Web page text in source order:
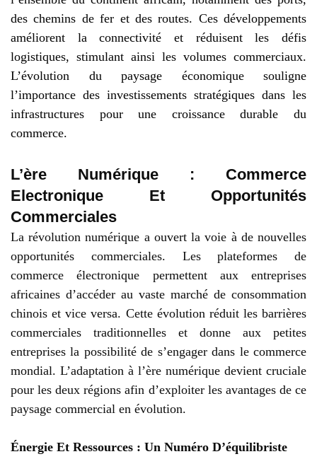
des chemins de fer et des routes. Ces développements
améliorent la connectivité et réduisent les défis
logistiques, stimulant ainsi les volumes commerciaux.
L’évolution du paysage économique souligne
l’importance des investissements stratégiques dans les
infrastructures pour une croissance durable du
commerce.
L’ère Numérique : Commerce
Electronique Et Opportunités
Commerciales
La révolution numérique a ouvert la voie à de nouvelles
opportunités commerciales. Les plateformes de
commerce électronique permettent aux entreprises
africaines d’accéder au vaste marché de consommation
chinois et vice versa. Cette évolution réduit les barrières
commerciales traditionnelles et donne aux petites
entreprises la possibilité de s’engager dans le commerce
mondial. L’adaptation à l’ère numérique devient cruciale
pour les deux régions afin d’exploiter les avantages de ce
paysage commercial en évolution.
Énergie Et Ressources : Un Numéro D’équilibriste